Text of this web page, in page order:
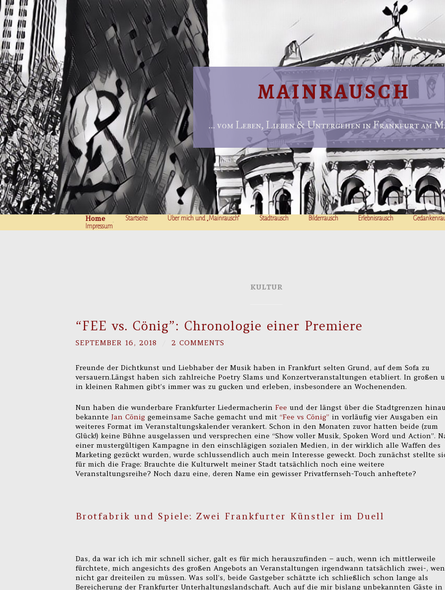
MAINRAUSCH
… vom Leben, Lieben & Untergehen in Frankfurt am
Home Startseite Über mich und „Mainrausch“ Stadtrausch Bilderrausch Erlebnisrausch
Impressum
KULTUR
“FEE vs. Cönig”: Chronologie einer Premiere
SEPTEMBER 16, 2018 2 COMMENTS
Freunde der Dichtkunst und Liebhaber der Musik haben in Frankfurt selten Grund, auf dem Sofa zu
versauern.Längst haben sich zahlreiche Poetry Slams und Konzertveranstaltungen etabliert. In großen
in kleinen Rahmen gibt’s immer was zu gucken und erleben, insbesondere an Wochenenden.
Nun haben die wunderbare Frankfurter Liedermacherin Fee und der längst über die Stadtgrenzen
bekannte Jan Cönig gemeinsame Sache gemacht und mit “Fee vs Cönig” in vorläufig vier Ausgaben ein
weiteres Format im Veranstaltungskalender verankert. Schon in den Monaten zuvor hatten beide (zum
Glück!) keine Bühne ausgelassen und versprechen eine “Show voller Musik, Spoken Word und Action”.
einer mustergültigen Kampagne in den einschlägigen sozialen Medien, in der wirklich alle Waffen des
Marketing gezückt wurden, wurde schlussendlich auch mein Interesse geweckt. Doch zunächst stellte
für mich die Frage: Brauchte die Kulturwelt meiner Stadt tatsächlich noch eine weitere
Veranstaltungsreihe? Noch dazu eine, deren Name ein gewisser Privatfernseh-Touch anheftete?
Brotfabrik und Spiele: Zwei Frankfurter Künstler im Duell
Das, da war ich ich mir schnell sicher, galt es für mich herauszufinden – auch, wenn ich mittlerweile
fürchtete, mich angesichts des großen Angebots an Veranstaltungen irgendwann tatsächlich zwei-,
nicht gar dreiteilen zu müssen. Was soll’s, beide Gastgeber schätzte ich schließlich schon lange als
Bereicherung der Frankfurter Unterhaltungslandschaft. Auch auf die mir bislang unbekannten Gäste in